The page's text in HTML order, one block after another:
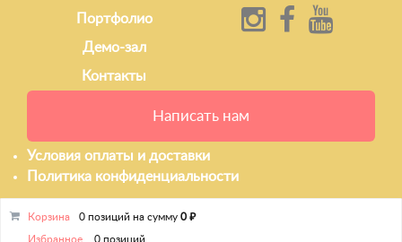
Корзина 0 позиций на сумму 0 ₽
Избранное 0 позиций
Портфолио
Демо-зал
Контакты
Написать нам
Условия оплаты и доставки
Политика конфиденциальности